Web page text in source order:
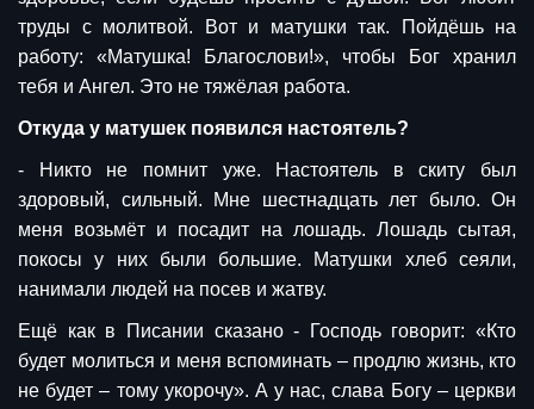
труды с молитвой. Вот и матушки так. Пойдёшь на
работу: «Матушка! Благослови!», чтобы Бог хранил
тебя и Ангел. Это не тяжёлая работа.
Откуда у матушек появился настоятель?
- Никто не помнит уже. Настоятель в скиту был
здоровый, сильный. Мне шестнадцать лет было. Он
меня возьмёт и посадит на лошадь. Лошадь сытая,
покосы у них были большие. Матушки хлеб сеяли,
нанимали людей на посев и жатву.
Ещё как в Писании сказано - Господь говорит: «Кто
будет молиться и меня вспоминать – продлю жизнь, кто
не будет – тому укорочу». А у нас, слава Богу – церкви